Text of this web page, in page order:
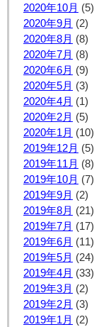
2020年10月 (5)
2020年9月 (2)
2020年8月 (8)
2020年7月 (8)
2020年6月 (9)
2020年5月 (3)
2020年4月 (1)
2020年2月 (5)
2020年1月 (10)
2019年12月 (5)
2019年11月 (8)
2019年10月 (7)
2019年9月 (2)
2019年8月 (21)
2019年7月 (17)
2019年6月 (11)
2019年5月 (24)
2019年4月 (33)
2019年3月 (2)
2019年2月 (3)
2019年1月 (2)